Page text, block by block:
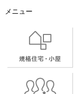
メニュー